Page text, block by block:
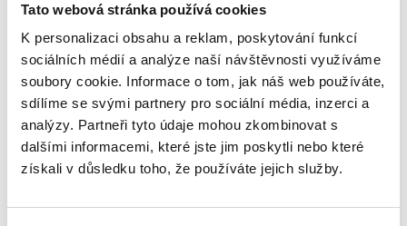
Tato webová stránka používá cookies
K personalizaci obsahu a reklam, poskytování funkcí
sociálních médií a analýze naší návštěvnosti využíváme
soubory cookie. Informace o tom, jak náš web používáte,
sdílíme se svými partnery pro sociální média, inzerci a
analýzy. Partneři tyto údaje mohou zkombinovat s
dalšími informacemi, které jste jim poskytli nebo které
získali v důsledku toho, že používáte jejich služby.